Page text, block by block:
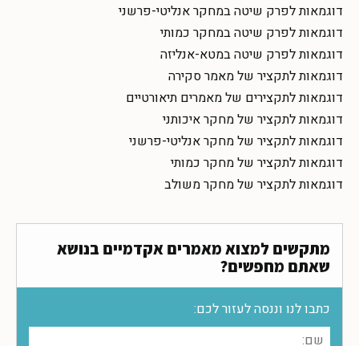
דוגמאות לפרק שיטה במחקר אנליטי-פרשני
דוגמאות לפרק שיטה במחקר כמותי
דוגמאות לפרק שיטה במטא-אנליזה
דוגמאות לתקציר של מאמר סקירה
דוגמאות לתקצירים של מאמרים תיאורטיים
דוגמאות לתקציר של מחקר איכותני
דוגמאות לתקציר של מחקר אנליטי-פרשני
דוגמאות לתקציר של מחקר כמותי
דוגמאות לתקציר של מחקר משולב
מתקשים למצוא מאמרים אקדמיים בנושא
שאתם מחפשים?
כתבו לנו וננסה לעזור לכם: